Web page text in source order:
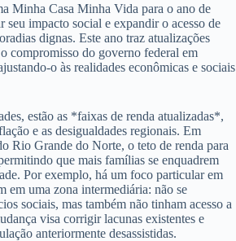
Minha Casa Minha Vida para o ano de
seu impacto social e expandir o acesso de
dignas. Este ano traz atualizações
compromisso do governo federal em
o às realidades econômicas e sociais
estão as *faixas de renda atualizadas*,
e as desigualdades regionais. Em
Rio Grande do Norte, o teto de renda para
que mais famílias se enquadrem
Por exemplo, há um foco particular em
em uma zona intermediária: não se
sociais, mas também não tinham acesso a
visa corrigir lacunas existentes e
anteriormente desassistidas.